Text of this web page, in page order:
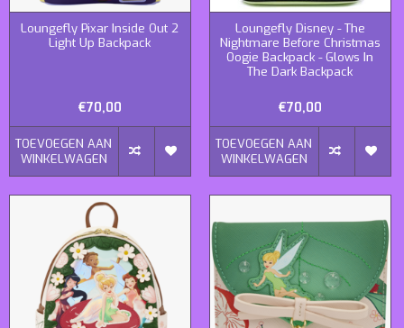
Loungefly Pixar Inside Out 2
Light Up Backpack
€70,00
TOEVOEGEN AAN
WINKELWAGEN
Loungefly Disney - The
Nightmare Before Christmas
Oogie Backpack - Glows In
The Dark Backpack
€70,00
TOEVOEGEN AAN
WINKELWAGEN